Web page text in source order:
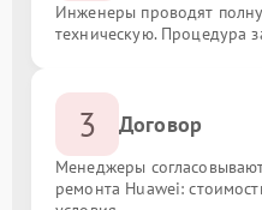
Инженеры проводят
техническую. Процедура
3 Договор
Менеджеры
ремонта Huawei: